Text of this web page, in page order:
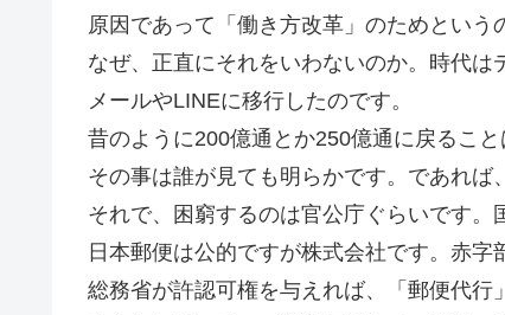
原因であって「働き方改革」のためという
なぜ、正直にそれをいわないのか。時代
メールやLINEに移行したのです。
昔のように200億通とか250億通に戻ること
その事は誰が見ても明らかです。であれば
それで、困窮するのは官公庁ぐらいです。
日本郵便は公的ですが株式会社です。赤字
総務省が許認可権を与えれば、「郵便代行